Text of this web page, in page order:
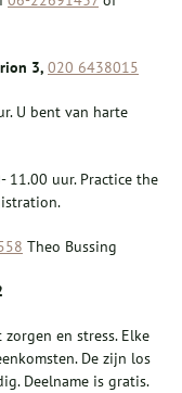
3, 020 6438015
U bent van harte
11.00 uur. Practice the
Theo Bussing
zorgen en stress. Elke
De zijn los
Deelname is gratis.